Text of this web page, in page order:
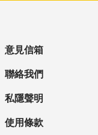
意見信箱
聯絡我們
私隱聲明
使用條款